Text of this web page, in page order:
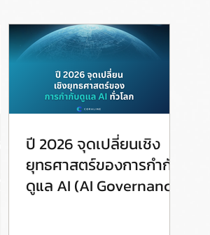
ปี 2026 จุดเปลี่ยนเชิง
ยุทธศาสตร์ของการกำกับ
ดูแล AI (AI Governance)